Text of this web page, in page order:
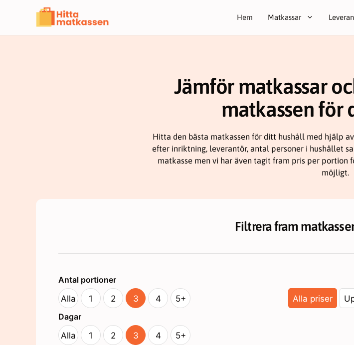
Hem Matkassar
Jämför matkassar
matkassen för
Hitta den bästa matkassen för ditt hushåll med hjälp
efter inriktning, leverantör, antal personer i hushållet
matkasse men vi har även tagit fram pris per portion
möjligt.
Filtrera fram
Antal portioner
Alla
1 2 3 4
5+
Dagar
Alla
1 2 3 4 5+
Alla priser